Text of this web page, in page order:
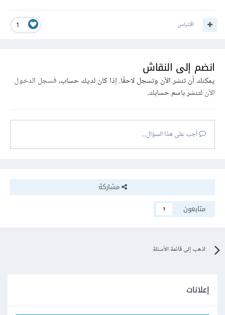
1 اقتباس
انضم إلى النقاش
يمكنك أن تنشر الآن وتسجل لاحقًا. إذا كان لديك حساب،فسجل الدخول
الآنلتنشر باسم حسابك.
أجب على هذا السؤال...
مشاركة
متابعون
1
اذهب إلى قائمة الأسئلة
إعلانات